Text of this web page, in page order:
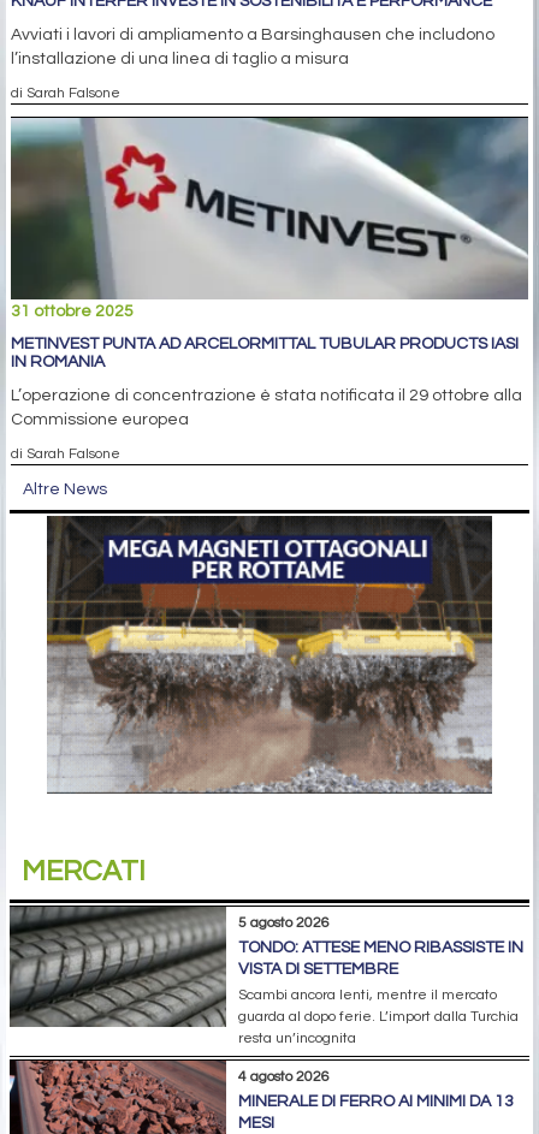
Avviati i lavori di ampliamento a Barsinghausen che includono
l’installazione di una linea di taglio a misura
di Sarah Falsone
31 ottobre 2025
METINVEST PUNTA AD ARCELORMITTAL TUBULAR PRODUCTS IASI
IN ROMANIA
L’operazione di concentrazione è stata notificata il 29 ottobre alla
Commissione europea
di Sarah Falsone
Altre News
MERCATI
5 agosto 2026
TONDO: ATTESE MENO RIBASSISTE IN
VISTA DI SETTEMBRE
Scambi ancora lenti, mentre il mercato
guarda al dopo ferie. L’import dalla Turchia
resta un’incognita
4 agosto 2026
MINERALE DI FERRO AI MINIMI DA 13
MESI